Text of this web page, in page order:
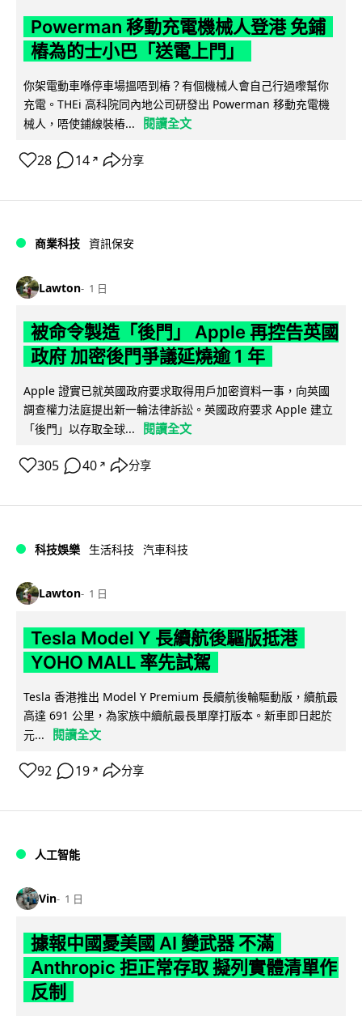
Powerman 移動充電機械人登港 免鋪
樁為的士小巴「送電上門」
你架電動車喺停車場搵唔到樁？有個機械人會自己行過嚟幫你
充電。THEi 高科院同內地公司研發出 Powerman 移動充電機
械人，唔使鋪線裝樁...
閱讀全文
28 14 ↗ 分享
商業科技 資訊保安
Lawton 1 日
被命令製造「後門」 Apple 再控告英國
政府 加密後門爭議延燒逾 1 年
Apple 證實已就英國政府要求取得用戶加密資料一事，向英國
調查權力法庭提出新一輪法律訴訟。英國政府要求 Apple 建立
「後門」以存取全球...
閱讀全文
305 40 ↗ 分享
科技娛樂 生活科技 汽車科技
Lawton 1 日
Tesla Model Y 長續航後驅版抵港
YOHO MALL 率先試駕
Tesla 香港推出 Model Y Premium 長續航後輪驅動版，續航最
高達 691 公里，為家族中續航最長單摩打版本。新車即日起於
元...
閱讀全文
92 19 ↗ 分享
人工智能
Vin 1 日
據報中國憂美國 AI 變武器 不滿
Anthropic 拒正常存取 擬列實體清單作
反制